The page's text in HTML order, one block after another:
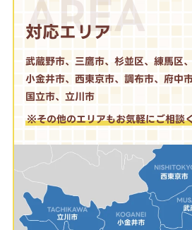
AREA
対応エリア
武蔵野市、三鷹市、杉並区、練馬区
小金井市、西東京市、調布市、府中市
国立市、立川市
※その他のエリアもお気軽にご相談